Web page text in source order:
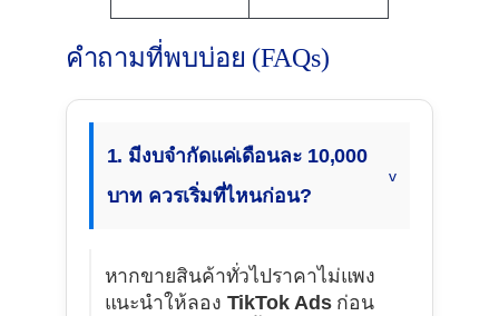
คำถามที่พบบ่อย (FAQs)
1. มีงบจำกัดแค่เดือนละ 10,000
บาท ควรเริ่มที่ไหนก่อน?
หากขายสินค้าทั่วไปราคาไม่แพง
แนะนำให้ลอง TikTok Adsก่อน